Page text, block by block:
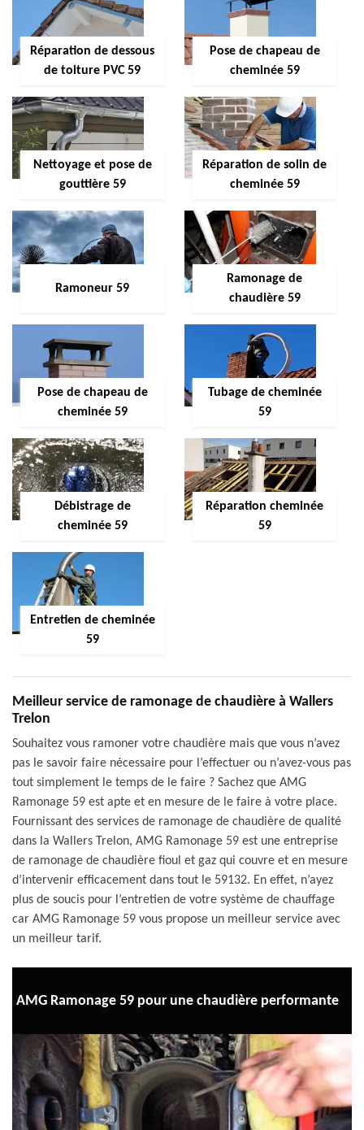
Réparation de dessous
de toiture PVC 59
Pose de chapeau de
cheminée 59
Nettoyage et pose de
gouttière 59
Réparation de solin de
cheminée 59
Ramoneur 59
Ramonage de
chaudière 59
Pose de chapeau de
cheminée 59
Tubage de cheminée
59
Débistrage de
cheminée 59
Réparation cheminée
59
Entretien de cheminée
59
Meilleur service de ramonage de chaudière à Wallers
Trelon
Souhaitez vous ramoner votre chaudière mais que vous n’avez
pas le savoir faire nécessaire pour l’effectuer ou n’avez-vous pas
tout simplement le temps de le faire ? Sachez que AMG
Ramonage 59 est apte et en mesure de le faire à votre place.
Fournissant des services de ramonage de chaudière de qualité
dans la Wallers Trelon, AMG Ramonage 59 est une entreprise
de ramonage de chaudière fioul et gaz qui couvre et en mesure
d’intervenir efficacement dans tout le 59132. En effet, n’ayez
plus de soucis pour l’entretien de votre système de chauffage
car AMG Ramonage 59 vous propose un meilleur service avec
un meilleur tarif.
AMG Ramonage 59 pour une chaudière performante